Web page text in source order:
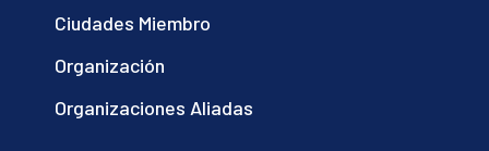
Ciudades Miembro
Organización
Organizaciones Aliadas